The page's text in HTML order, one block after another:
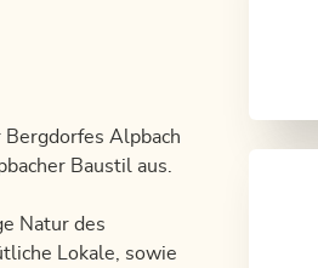
Alpbach
Baustil aus.
Natur des
Lokale, sowie